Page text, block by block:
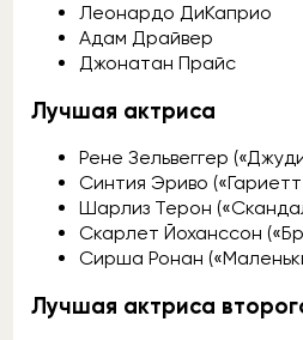
Леонардо ДиКаприо
Адам Драйвер
Джонатан Прайс
Лучшая актриса
Рене Зельвеггер
Синтия Эриво
Шарлиз Терон
Скарлет Йоханссон
Сирша Ронан
Лучшая актриса